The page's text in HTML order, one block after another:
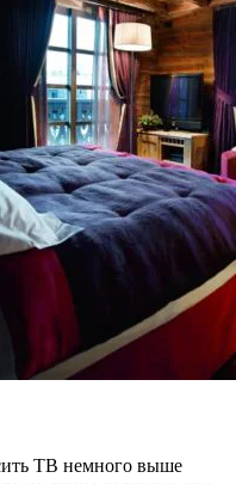
ТВ немного выше